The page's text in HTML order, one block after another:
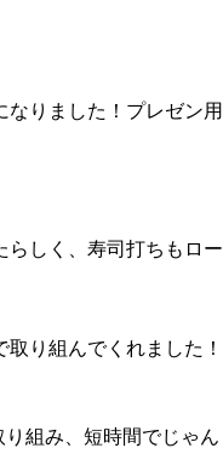
りました！プレゼン用
らしく、寿司打ちもロー
り組んでくれました！
組み、短時間でじゃん